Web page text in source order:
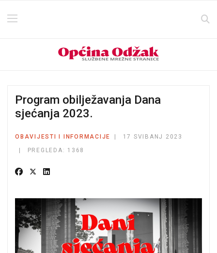
Program obilježavanja Dana
sjećanja 2023.
OBAVIJESTI I INFORMACIJE
17 SVIBANJ 2023
PREGLEDA: 1368